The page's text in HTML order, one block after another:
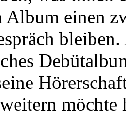
Album einen
möchte